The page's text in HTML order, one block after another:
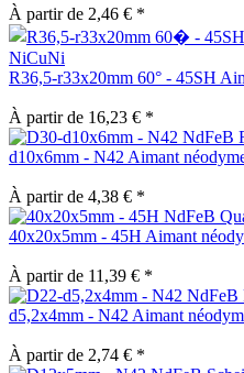
À partir de 2,46 € *
R36,5-r33x20mm 60° - 45SH
À partir de 16,23 € *
d10x6mm - N42 Aimant
À partir de 4,38 € *
40x20x5mm - 45H Aimant
À partir de 11,39 € *
d5,2x4mm - N42 Aimant
À partir de 2,74 € *